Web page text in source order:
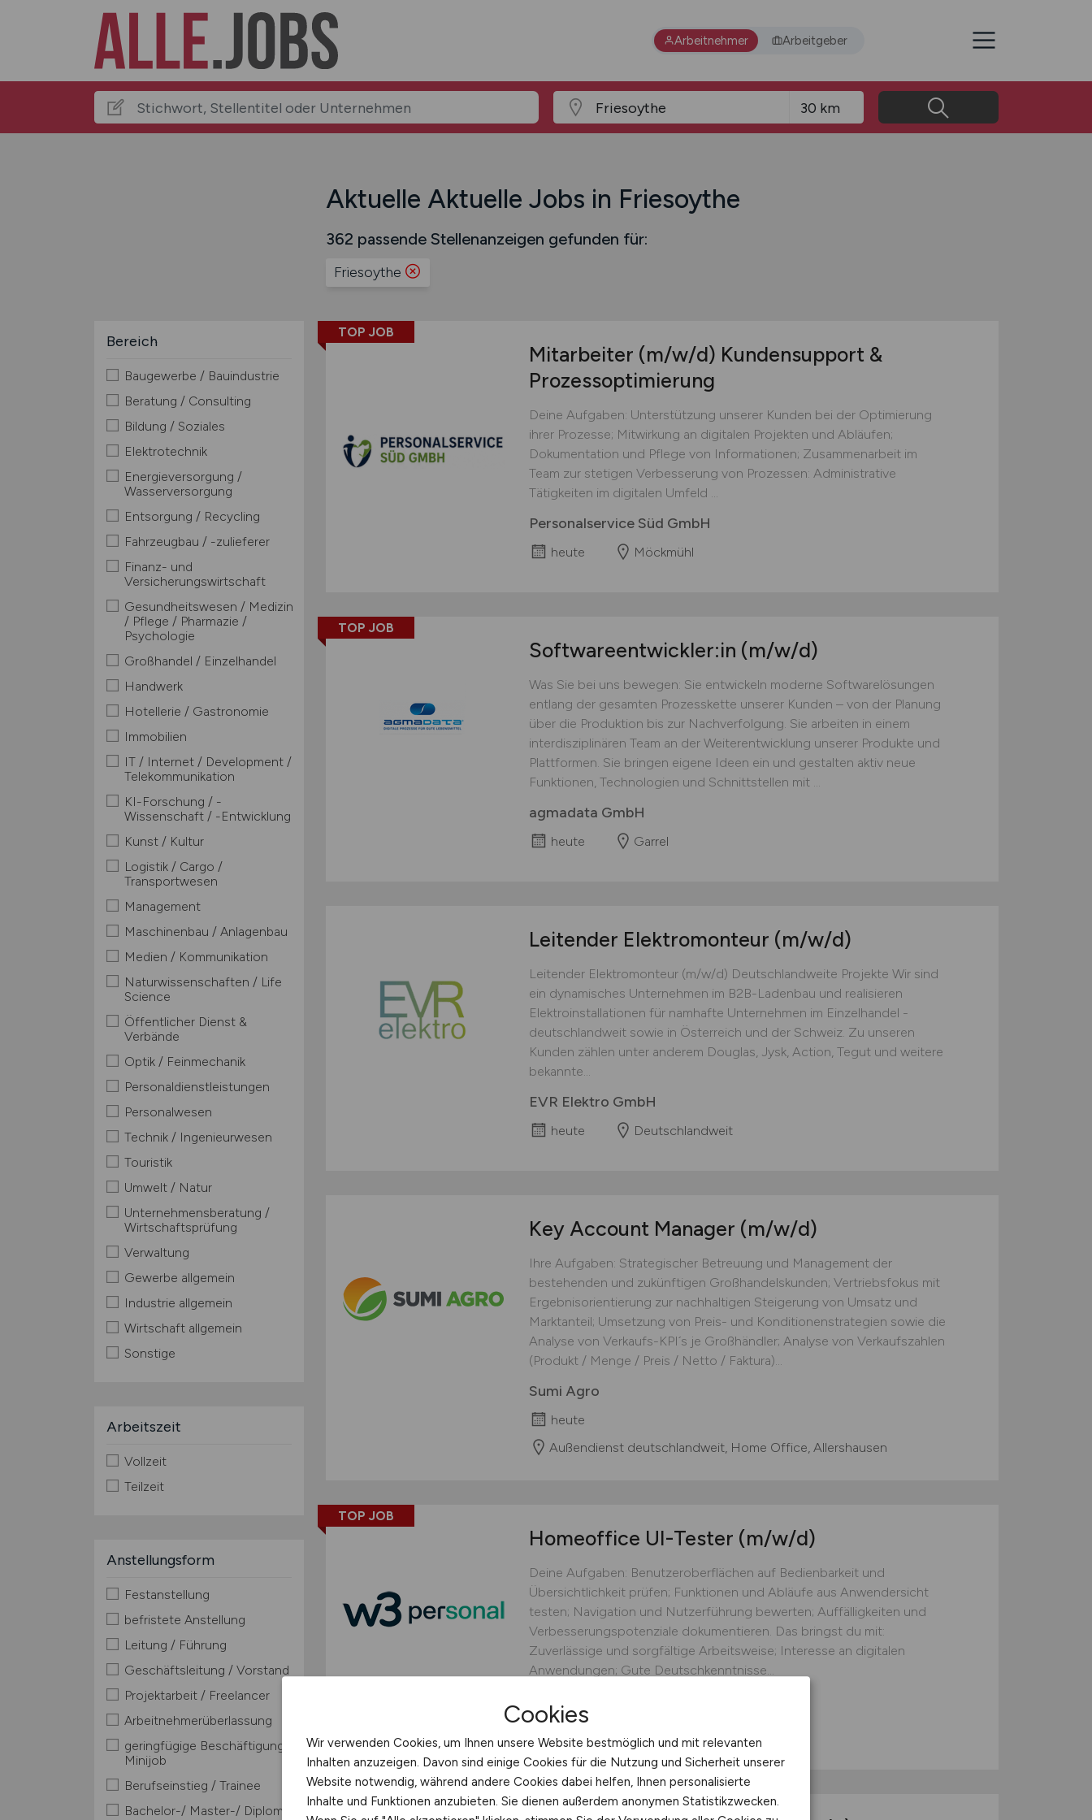
Arbeitnehmer Arbeitgeber
Aktuelle Aktuelle Jobs in Friesoythe
362 passende Stellenanzeigen gefunden für:
Friesoythe
Bereich
Baugewerbe / Bauindustrie
Beratung / Consulting
Bildung / Soziales
Elektrotechnik
Energieversorgung /
Wasserversorgung
Entsorgung / Recycling
Fahrzeugbau / -zulieferer
Finanz- und
Versicherungswirtschaft
Gesundheitswesen / Medizin
/ Pflege / Pharmazie /
Psychologie
Großhandel / Einzelhandel
Handwerk
Hotellerie / Gastronomie
Immobilien
IT / Internet / Development /
Telekommunikation
KI-Forschung / -
Wissenschaft / -Entwicklung
Kunst / Kultur
Logistik / Cargo /
Transportwesen
Management
Maschinenbau / Anlagenbau
Medien / Kommunikation
Naturwissenschaften / Life
Science
Öffentlicher Dienst &
Verbände
Optik / Feinmechanik
Personaldienstleistungen
Personalwesen
Technik / Ingenieurwesen
Touristik
Umwelt / Natur
Unternehmensberatung /
Wirtschaftsprüfung
Verwaltung
Gewerbe allgemein
Industrie allgemein
Wirtschaft allgemein
Sonstige
Arbeitszeit
Vollzeit
Teilzeit
Anstellungsform
Festanstellung
befristete Anstellung
Leitung / Führung
Geschäftsleitung / Vorstand
Projektarbeit / Freelancer
Arbeitnehmerüberlassung
geringfügige Beschäftigung /
Minijob
Berufseinstieg / Trainee
Bachelor-/ Master-/ Diplom-
TOP JOB
Mitarbeiter (m/w/d) Kundensupport &
Prozessoptimierung
Deine Aufgaben: Unterstützung unserer Kunden bei der Optimierung
ihrer Prozesse; Mitwirkung an digitalen Projekten und Abläufen;
Dokumentation und Pflege von Informationen; Zusammenarbeit im
Team zur stetigen Verbesserung von Prozessen: Administrative
Tätigkeiten im digitalen Umfeld ...
Personalservice Süd GmbH
heute Möckmühl
TOP JOB
Softwareentwickler:in (m/w/d)
Was Sie bei uns bewegen: Sie entwickeln moderne Softwarelösungen
entlang der gesamten Prozesskette unserer Kunden – von der Planung
über die Produktion bis zur Nachverfolgung. Sie arbeiten in einem
interdisziplinären Team an der Weiterentwicklung unserer Produkte und
Plattformen. Sie bringen eigene Ideen ein und gestalten aktiv neue
Funktionen, Technologien und Schnittstellen mit ...
agmadata GmbH
heute Garrel
Leitender Elektromonteur (m/w/d)
Leitender Elektromonteur (m/w/d) Deutschlandweite Projekte Wir sind
ein dynamisches Unternehmen im B2B-Ladenbau und realisieren
Elektroinstallationen für namhafte Unternehmen im Einzelhandel -
deutschlandweit sowie in Österreich und der Schweiz. Zu unseren
Kunden zählen unter anderem Douglas, Jysk, Action, Tegut und weitere
bekannte...
EVR Elektro GmbH
heute Deutschlandweit
Key Account Manager (m/w/d)
Ihre Aufgaben: Strategischer Betreuung und Management der
bestehenden und zukünftigen Großhandelskunden; Vertriebsfokus mit
Ergebnisorientierung zur nachhaltigen Steigerung von Umsatz und
Marktanteil; Umsetzung von Preis- und Konditionenstrategien sowie die
Analyse von Verkaufs-KPI´s je Großhändler; Analyse von Verkaufszahlen
(Produkt / Menge / Preis / Netto / Faktura)...
Sumi Agro
heute
Außendienst deutschlandweit, Home Office, Allershausen
TOP JOB
Homeoffice UI-Tester (m/w/d)
Deine Aufgaben: Benutzeroberflächen auf Bedienbarkeit und
Übersichtlichkeit prüfen; Funktionen und Abläufe aus Anwendersicht
testen; Navigation und Nutzerführung bewerten; Auffälligkeiten und
Verbesserungspotenziale dokumentieren. Das bringst du mit:
Zuverlässige und sorgfältige Arbeitsweise; Interesse an digitalen
Anwendungen; Gute Deutschkenntnisse...
Cookies
Wir verwenden Cookies, um Ihnen unsere Website bestmöglich und mit relevanten
Inhalten anzuzeigen. Davon sind einige Cookies für die Nutzung und Sicherheit unserer
Website notwendig, während andere Cookies dabei helfen, Ihnen personalisierte
Inhalte und Funktionen anzubieten. Sie dienen außerdem anonymen Statistikzwecken.